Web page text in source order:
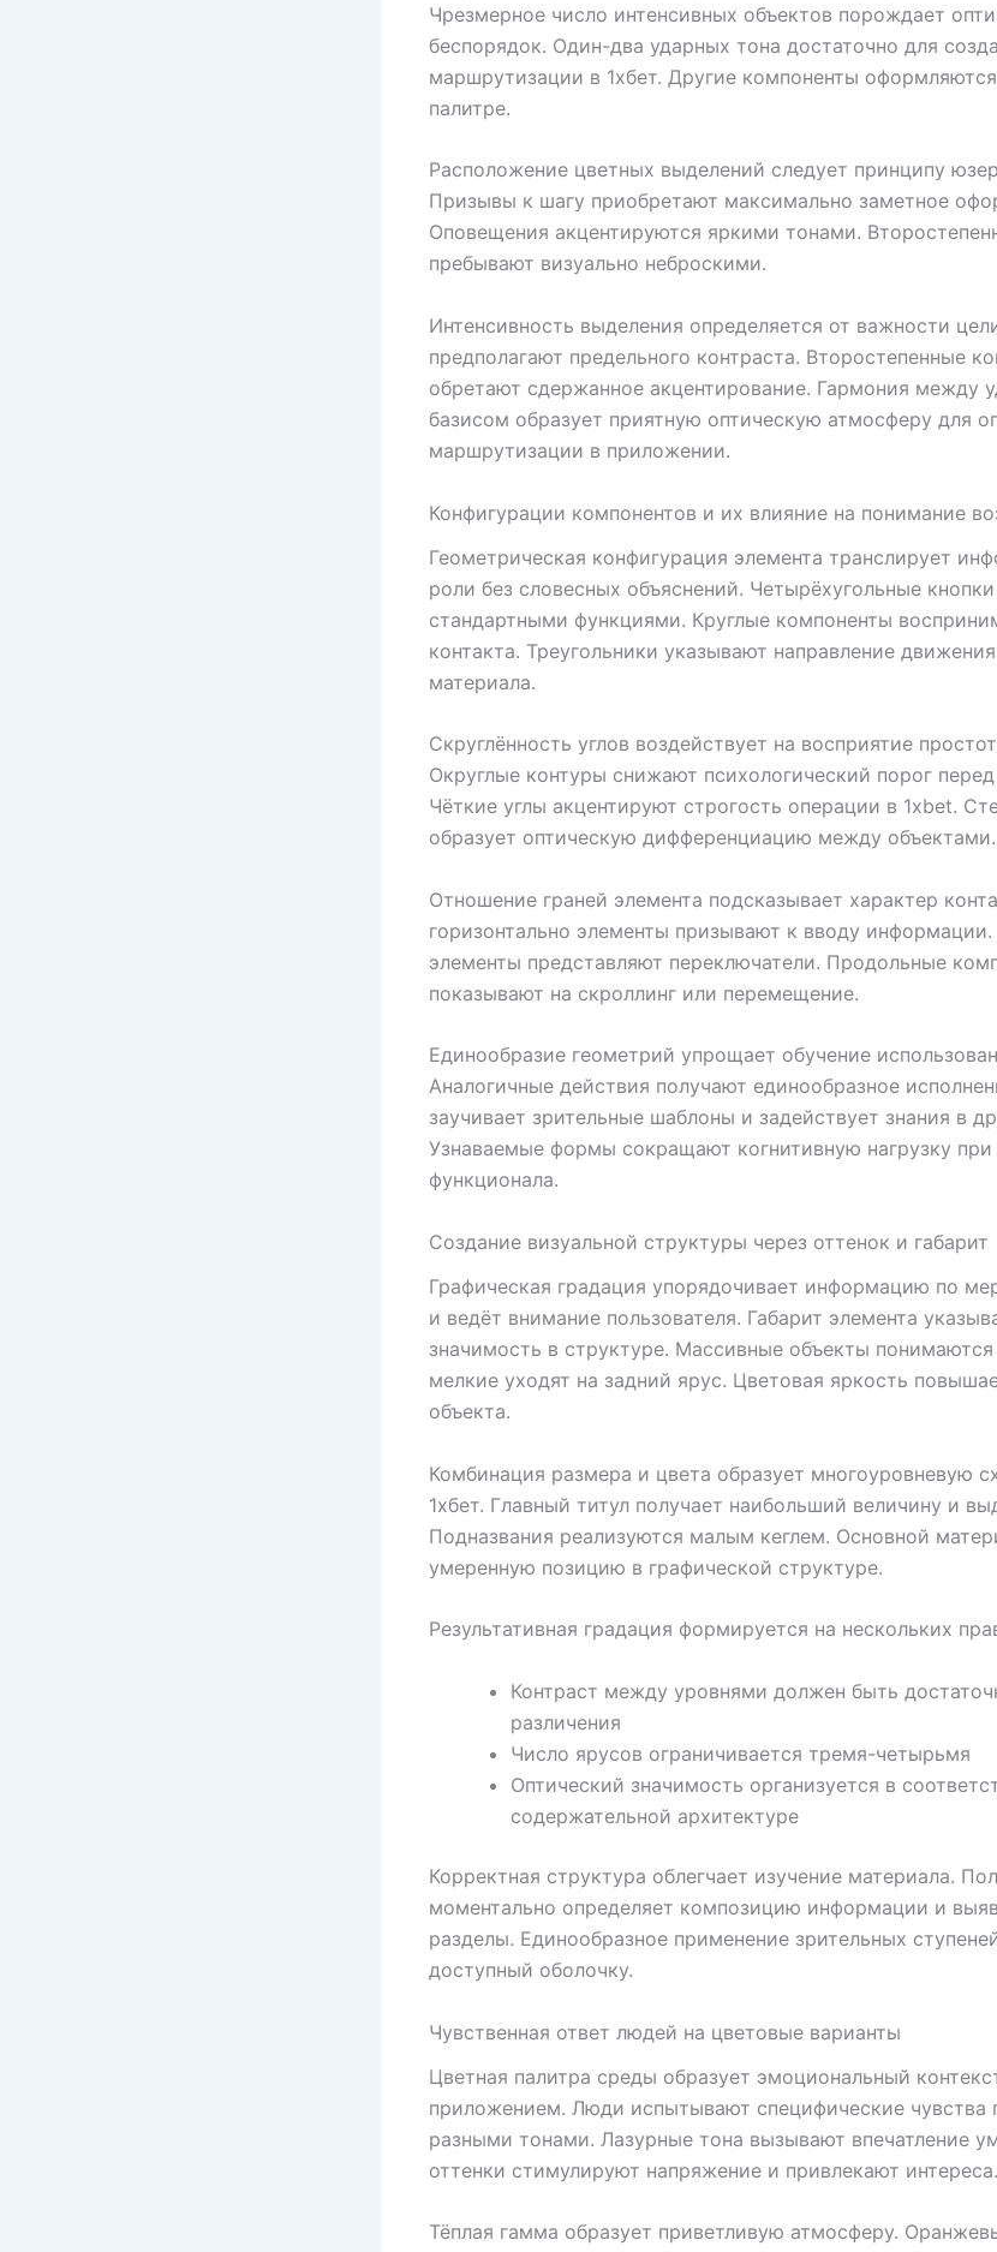
Чрезмерное число интенсивных объектов порождает
беспорядок. Один-два ударных тона достаточно для
маршрутизации в 1хбет. Другие компоненты
палитре.
Расположение цветных выделений следует принципу
Призывы к шагу приобретают максимально заметное
Оповещения акцентируются яркими тонами.
пребывают визуально неброскими.
Интенсивность выделения определяется от важности
предполагают предельного контраста. Второстепенные
обретают сдержанное акцентирование. Гармония между
базисом образует приятную оптическую атмосферу для
маршрутизации в приложении.
Конфигурации компонентов и их влияние на понимание
Геометрическая конфигурация элемента транслирует
роли без словесных объяснений. Четырёхугольные
стандартными функциями. Круглые компоненты
контакта. Треугольники указывают направление
материала.
Скруглённость углов воздействует на восприятие
Округлые контуры снижают психологический порог
Чёткие углы акцентируют строгость операции в 1xbet.
образует оптическую дифференциацию между объектами.
Отношение граней элемента подсказывает характер
горизонтально элементы призывают к вводу
элементы представляют переключатели. Продольные
показывают на скроллинг или перемещение.
Единообразие геометрий упрощает обучение
Аналогичные действия получают единообразное
заучивает зрительные шаблоны и задействует знания в
Узнаваемые формы сокращают когнитивную нагрузку при
функционала.
Создание визуальной структуры через оттенок и габарит
Графическая градация упорядочивает информацию по
и ведёт внимание пользователя. Габарит элемента
значимость в структуре. Массивные объекты понимаются
мелкие уходят на задний ярус. Цветовая яркость
объекта.
Комбинация размера и цвета образует многоуровневую
1хбет. Главный титул получает наибольший величину и
Подназвания реализуются малым кеглем. Основной
умеренную позицию в графической структуре.
Результативная градация формируется на нескольких
Контраст между уровнями должен быть
различения
Число ярусов ограничивается тремя-четырьмя
Оптический значимость организуется в
содержательной архитектуре
Корректная структура облегчает изучение материала.
моментально определяет композицию информации и
разделы. Единообразное применение зрительных
доступный оболочку.
Чувственная ответ людей на цветовые варианты
Цветная палитра среды образует эмоциональный
приложением. Люди испытывают специфические чувства
разными тонами. Лазурные тона вызывают впечатление
оттенки стимулируют напряжение и привлекают интереса.
Тёплая гамма образует приветливую атмосферу.